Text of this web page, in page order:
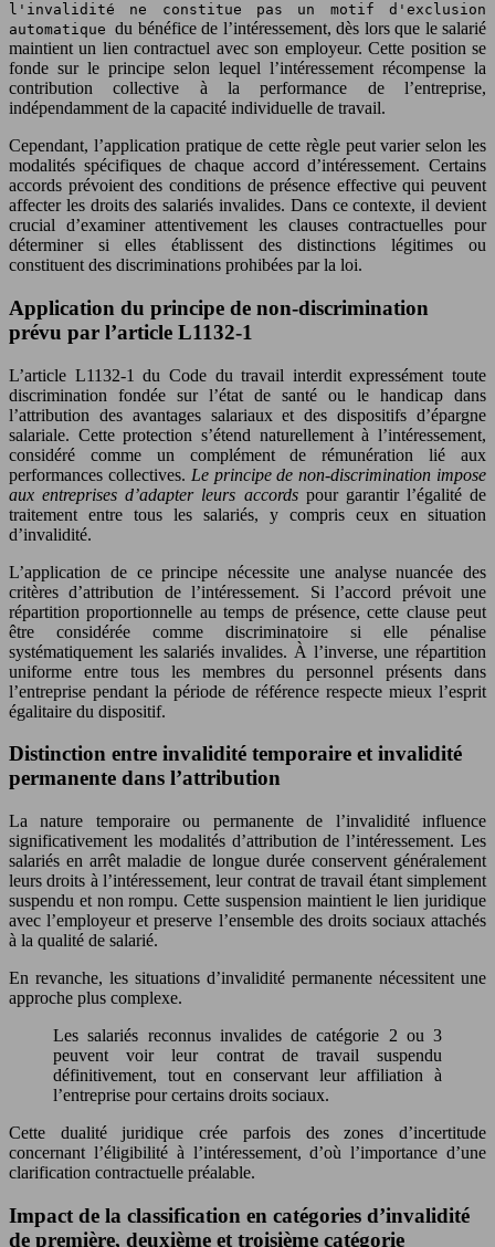
l'invalidité ne constitue pas un motif d'exclusion
automatiquedu bénéfice de l’intéressement, dès lors que le salarié
maintient un lien contractuel avec son employeur. Cette position se
fonde sur le principe selon lequel l’intéressement récompense la
contribution collective à la performance de l’entreprise,
indépendamment de la capacité individuelle de travail.
Cependant, l’application pratique de cette règle peut varier selon les
modalités spécifiques de chaque accord d’intéressement. Certains
accords prévoient des conditions de présence effective qui peuvent
affecter les droits des salariés invalides. Dans ce contexte, il devient
crucial d’examiner attentivement les clauses contractuelles pour
déterminer si elles établissent des distinctions légitimes ou
constituent des discriminations prohibées par la loi.
Application du principe de non-discrimination
prévu par l’article L1132-1
L’article L1132-1 du Code du travail interdit expressément toute
discrimination fondée sur l’état de santé ou le handicap dans
l’attribution des avantages salariaux et des dispositifs d’épargne
salariale. Cette protection s’étend naturellement à l’intéressement,
considéré comme un complément de rémunération lié aux
performances collectives. Le principe de non-discrimination impose
aux entreprises d’adapter leurs accords pour garantir l’égalité de
traitement entre tous les salariés, y compris ceux en situation
d’invalidité.
L’application de ce principe nécessite une analyse nuancée des
critères d’attribution de l’intéressement. Si l’accord prévoit une
répartition proportionnelle au temps de présence, cette clause peut
être considérée comme discriminatoire si elle pénalise
systématiquement les salariés invalides. À l’inverse, une répartition
uniforme entre tous les membres du personnel présents dans
l’entreprise pendant la période de référence respecte mieux l’esprit
égalitaire du dispositif.
Distinction entre invalidité temporaire et invalidité
permanente dans l’attribution
La nature temporaire ou permanente de l’invalidité influence
significativement les modalités d’attribution de l’intéressement. Les
salariés en arrêt maladie de longue durée conservent généralement
leurs droits à l’intéressement, leur contrat de travail étant simplement
suspendu et non rompu. Cette suspension maintient le lien juridique
avec l’employeur et preserve l’ensemble des droits sociaux attachés
à la qualité de salarié.
En revanche, les situations d’invalidité permanente nécessitent une
approche plus complexe.
Les salariés reconnus invalides de catégorie 2 ou 3
peuvent voir leur contrat de travail suspendu
définitivement, tout en conservant leur affiliation à
l’entreprise pour certains droits sociaux.
Cette dualité juridique crée parfois des zones d’incertitude
concernant l’éligibilité à l’intéressement, d’où l’importance d’une
clarification contractuelle préalable.
Impact de la classification en catégories d’invalidité
de première, deuxième et troisième catégorie